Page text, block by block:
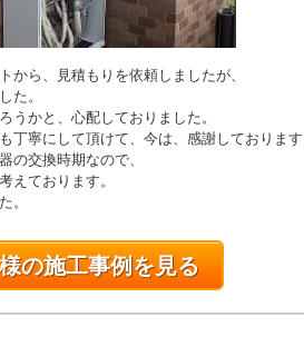
から、見積もりを依頼しましたが、
た。
うかと、心配しておりました。
丁寧にして頂けて、今は、感謝しておりま
の交換時期なので、
えております。
。
の施工事例を見る